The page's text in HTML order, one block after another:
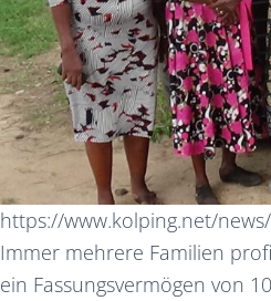
https://www.kolping.net/
Immer mehrere Familien
ein Fassungsvermögen von